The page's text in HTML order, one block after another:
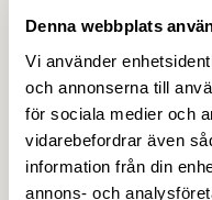
Denna webbplats
Vi använder
och annonserna till
för sociala medier och
vidarebefordrar även
information från din
annons- och